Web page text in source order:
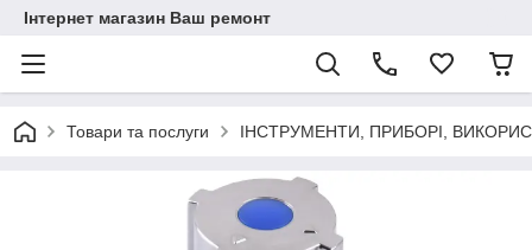
Інтернет магазин Ваш ремонт
Товари та послуги ІНСТРУМЕНТИ, ПРИБОРІ,